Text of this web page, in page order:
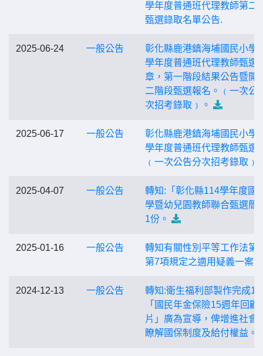
學年度普通班代理教師第二
甄選錄取名單公告.
2025-06-24 一般公告
彰化縣鹿港鎮海埔國民小學
學年度普通班代理教師甄選
章，第一階段結果公告暨開
二階段甄選報名。﹙一次公
次招考錄取﹚。
2025-06-17 一般公告
彰化縣鹿港鎮海埔國民小學
學年度普通班代理教師甄選
﹙一次公告分次招考錄取﹚
2025-04-07 一般公告
轉知:「彰化縣114學年度國
學暨幼兒園教師聯合甄選簡
1份。
2025-01-16 一般公告
轉知有關性別平等工作法第
第7項規定之適用疑義一案。
2024-12-13 一般公告
轉知:衛生福利部製作完成1
「國民年金保險15週年回顧
片」廣為宣導，俾增進社會
瞭解國保制度及給付權益。